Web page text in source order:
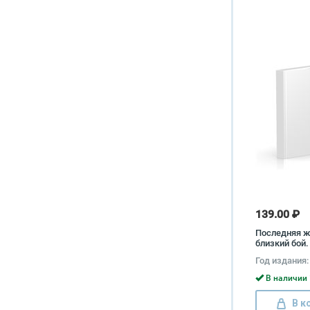
139.00 ₽
Последняя
близкий
Рауль
Каскорро
Год
В наличии
В